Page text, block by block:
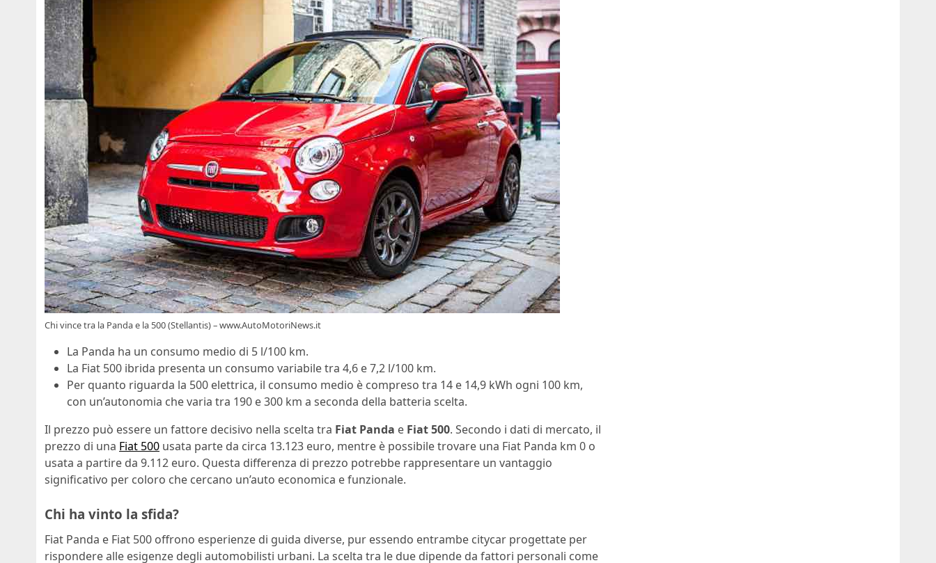
Chi vince tra la Panda e la 500 (Stellantis) – www.AutoMotoriNews.it
La Panda ha un consumo medio di 5 l/100 km.
La Fiat 500 ibrida presenta un consumo variabile tra 4,6 e 7,2 l/100 km.
Per quanto riguarda la 500 elettrica, il consumo medio è compreso tra 14 e 14,9 kWh ogni 100 km,
con un’autonomia che varia tra 190 e 300 km a seconda della batteria scelta.
Il prezzo può essere un fattore decisivo nella scelta tra Fiat Panda e Fiat 500. Secondo i dati di mercato, il
prezzo di una Fiat 500 usata parte da circa 13.123 euro, mentre è possibile trovare una Fiat Panda km 0 o
usata a partire da 9.112 euro. Questa differenza di prezzo potrebbe rappresentare un vantaggio
significativo per coloro che cercano un’auto economica e funzionale.
Chi ha vinto la sfida?
Fiat Panda e Fiat 500 offrono esperienze di guida diverse, pur essendo entrambe citycar progettate per
rispondere alle esigenze degli automobilisti urbani. La scelta tra le due dipende da fattori personali come